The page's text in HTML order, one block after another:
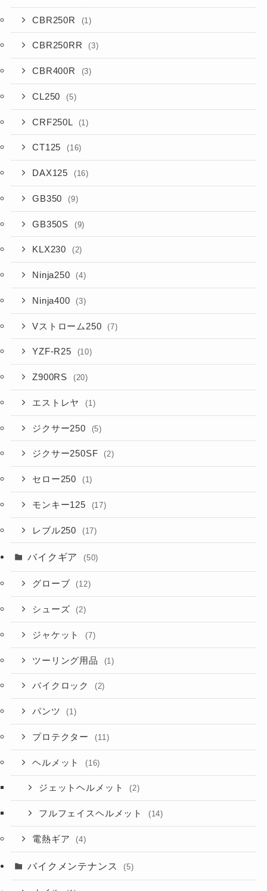
CBR250R (1)
CBR250RR (3)
CBR400R (3)
CL250 (5)
CRF250L (1)
CT125 (16)
DAX125 (16)
GB350 (9)
GB350S (9)
KLX230 (2)
Ninja250 (4)
Ninja400 (3)
Vストローム250 (7)
YZF-R25 (10)
Z900RS (20)
エストレヤ (1)
ジクサー250 (5)
ジクサー250SF (2)
セロー250 (1)
モンキー125 (17)
レブル250 (17)
バイクギア (50)
グローブ (12)
シューズ (2)
ジャケット (7)
ツーリング用品 (1)
バイクロック (2)
パンツ (1)
プロテクター (11)
ヘルメット (16)
ジェットヘルメット (2)
フルフェイスヘルメット (14)
電熱ギア (4)
バイクメンテナンス (5)